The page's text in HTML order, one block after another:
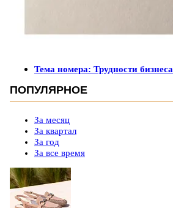
Тема номера: Трудности бизнеса
ПОПУЛЯРНОЕ
За месяц
За квартал
За год
За все время